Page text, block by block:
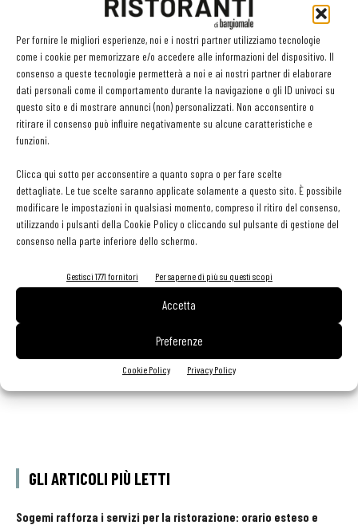
Per fornire le migliori esperienze, noi e i nostri partner utilizziamo tecnologie
come i cookie per memorizzare e/o accedere alle informazioni del dispositivo. Il
consenso a queste tecnologie permetterà a noi e ai nostri partner di elaborare
dati personali come il comportamento durante la navigazione o gli ID univoci su
questo sito e di mostrare annunci (non) personalizzati. Non acconsentire o
ritirare il consenso può influire negativamente su alcune caratteristiche e
funzioni.
Clicca qui sotto per acconsentire a quanto sopra o per fare scelte
dettagliate. Le tue scelte saranno applicate solamente a questo sito. È possibile
modificare le impostazioni in qualsiasi momento, compreso il ritiro del consenso,
utilizzando i pulsanti della Cookie Policy o cliccando sul pulsante di gestione del
consenso nella parte inferiore dello schermo.
Gestisci 1771 fornitori Per saperne di più su questi scopi
Accetta
Preferenze
Cookie Policy Privacy Policy
Twitter
LEGGI ANCHE
Export del vino in frenata: dazi Usa e domanda
Bisol1542 Brut, Valdobbiadene Prosecco Superiore
Docg, Bisol
Morellino del Cuore 2026: selezionati i dieci vini
simbolo della denominazione
GLI ARTICOLI PIÙ LETTI
Sogemi rafforza i servizi per la ristorazione: orario esteso e